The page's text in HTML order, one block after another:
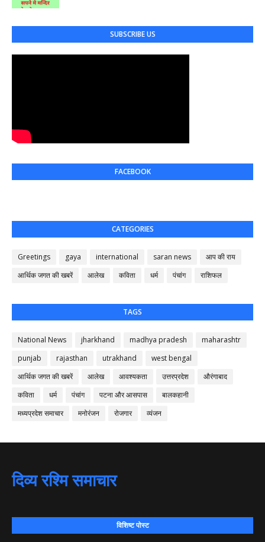
SUBSCRIBE US
FACEBOOK
CATEGORIES
Greetings gaya international saran news
आप की राय
आर्थिक जगत की खबरें
आलेख कविता धर्म पंचांग राशिफल
TAGS
National News jharkhand madhya pradesh
maharashtr
punjab
rajasthan utrakhand
west bengal
आर्थिक जगत की खबरें
आलेख आवश्यकता उत्तरप्रदेश
औरंगाबाद
कविता
धर्म पंचांग पटना और आसपास
बालकहानी
मध्यप्रदेश समाचार
मनोरंजन रोजगार व्यंजन
दिव्य रश्मि समाचार
विशिष्ट पोस्ट